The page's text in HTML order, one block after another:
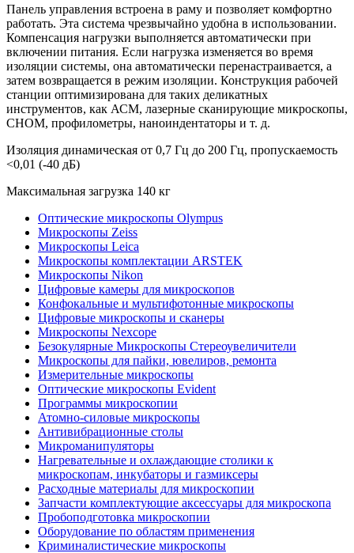
Панель управления встроена в раму и позволяет комфортно
работать. Эта система чрезвычайно удобна в использовании.
Компенсация нагрузки выполняется автоматически при
включении питания. Если нагрузка изменяется во время
изоляции системы, она автоматически перенастраивается, а
затем возвращается в режим изоляции. Конструкция рабочей
станции оптимизирована для таких деликатных
инструментов, как АСМ, лазерные сканирующие микроскопы,
СНОМ, профилометры, наноиндентаторы и т. д.
Изоляция динамическая от 0,7 Гц до 200 Гц, пропускаемость
<0,01 (-40 дБ)
Максимальная загрузка 140 кг
Оптические микроскопы Olympus
Микроскопы Zeiss
Микроскопы Leica
Микроскопы комплектации ARSTEK
Микроскопы Nikon
Цифровые камеры для микроскопов
Конфокальные и мультифотонные микроскопы
Цифровые микроскопы и сканеры
Микроскопы Nexcope
Безокулярные Микроскопы Стереоувеличители
Микроскопы для пайки, ювелиров, ремонта
Измерительные микроскопы
Оптические микроскопы Evident
Программы микроскопии
Атомно-силовые микроскопы
Антивибрационные столы
Микроманипуляторы
Нагревательные и охлаждающие столики к
микроскопам, инкубаторы и газмиксеры
Расходные материалы для микроскопии
Запчасти комплектующие аксессуары для микроскопа
Пробоподготовка микроскопии
Оборудование по областям применения
Криминалистические микроскопы